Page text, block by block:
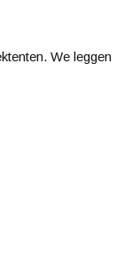
We leggen